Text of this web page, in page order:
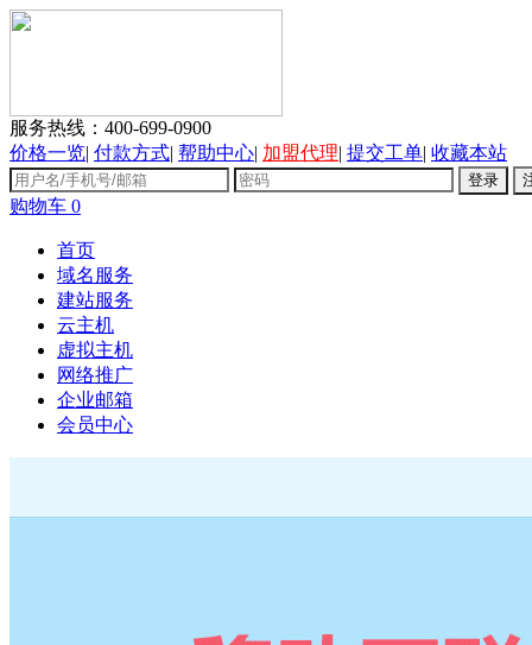
服务热线： 400-699-0900
价格一览| 付款方式| 帮助中心| 加盟代理| 提交工单| 收藏本站
购物车 0
首页
域名服务
建站服务
云主机
虚拟主机
网络推广
企业邮箱
会员中心